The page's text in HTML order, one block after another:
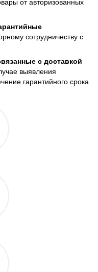
от авторизованных
сотрудничеству с
с доставкой
выявления
гарантийного срока